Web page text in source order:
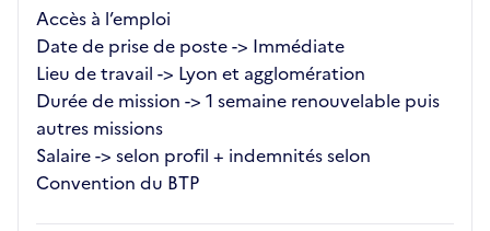
Accès à l’emploi
Date de prise de poste -> Immédiate
Lieu de travail -> Lyon et agglomération
Durée de mission -> 1 semaine renouvelable puis
autres missions
Salaire -> selon profil + indemnités selon
Convention du BTP